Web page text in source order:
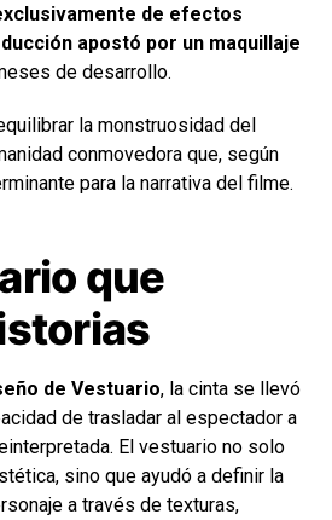
de efectos
apostó por un maquillaje
de desarrollo.
la monstruosidad del
conmovedora que, según
para la narrativa del filme.
que
de Vestuario, la cinta se llevó
de trasladar al espectador a
El vestuario no solo
sino que ayudó a definir la
a través de texturas,